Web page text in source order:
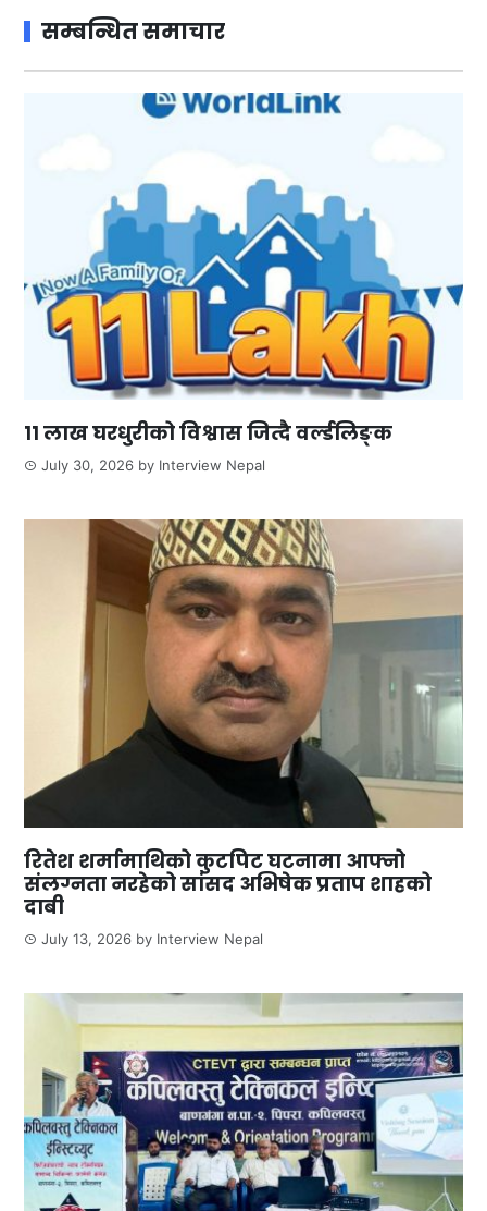
सम्बन्धित समाचार
११ लाख घरधुरीको विश्वास जित्दै वर्ल्डलिङ्क
July 30, 2026 by Interview Nepal
रितेश शर्मामाथिको कुटपिट घटनामा आफ्नो
संलग्नता नरहेको सांसद अभिषेक प्रताप शाहको
दाबी
July 13, 2026 by Interview Nepal